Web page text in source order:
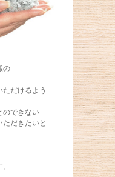
の
だけるよう
のできない
だきたいと